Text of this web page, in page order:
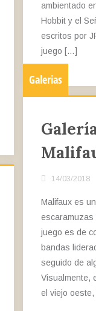
ambientado
Hobbit y el
escritos por
juego […]
Galerias
14/03/2018
Malifaux es
escaramuzas
juego es de
bandas
seguido de
Visualmente,
el viejo